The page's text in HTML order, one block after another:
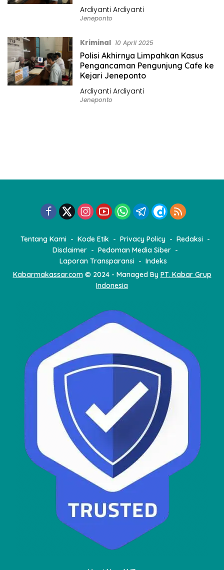
Ardiyanti Ardiyanti
Jeneponto
Kriminal 10 April 2025
Polisi Akhirnya Limpahkan Kasus
Pengancaman Pengunjung Cafe ke
Kejari Jeneponto
Ardiyanti Ardiyanti
Jeneponto
Tentang Kami Kode Etik Privacy Policy
Redaksi
Disclaimer
Pedoman Media Siber
Laporan Transparansi
Indeks
Kabarmakassar.com© 2024 - Managed By PT. Kabar Grup
Indonesia